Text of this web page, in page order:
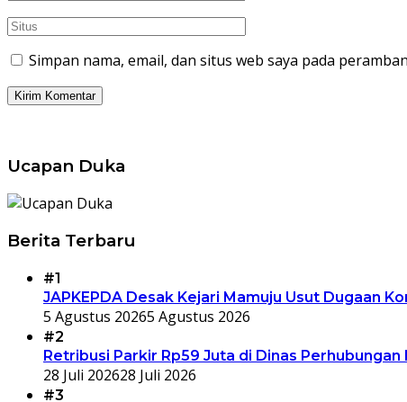
Simpan nama, email, dan situs web saya pada
Ucapan Duka
Berita Terbaru
#1
JAPKEPDA Desak Kejari Mamuju Usut Dugaan
5 Agustus 20265 Agustus 2026
#2
Retribusi Parkir Rp59 Juta di Dinas
28 Juli 202628 Juli 2026
#3